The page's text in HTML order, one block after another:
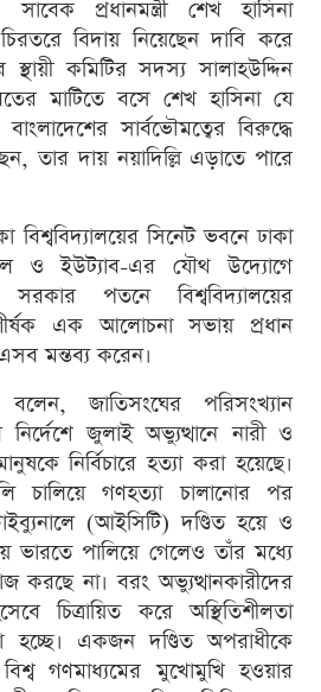
প্রধানমন্ত্রী শেখ হাসিনা
বিদায় নিয়েছেন দাবি করে
স্থায়ী কমিটির সদস্য সালাহউদ্দিন
মাটিতে বসে শেখ হাসিনা যে
সার্বভৌমত্বের বিরুদ্ধে
তার দায় নয়াদিল্লি এড়াতে পারে
সিনেট ভবনে ঢাকা
দল ও ইউট্যাব-এর যৌথ উদ্যোগে
পতনে বিশ্ববিদ্যালয়ের
এক আলোচনা সভায় প্রধান
মন্তব্য করেন।
জাতিসংঘের পরিসংখ্যান
জুলাই অভ্যুত্থানে নারী ও
নির্বিচারে হত্যা করা হয়েছে।
চালিয়ে গণহত্যা চালানোর পর
(আইসিটি) দণ্ডিত হয়ে ও
ভারতে পালিয়ে গেলেও তাঁর মধ্যে
করছে না। বরং অভ্যুত্থানকারীদের
চিত্রায়িত করে অস্থিতিশীলতা
হচ্ছে। একজন দণ্ডিত অপরাধীকে
গণমাধ্যমের মুখোমুখি হওয়ার